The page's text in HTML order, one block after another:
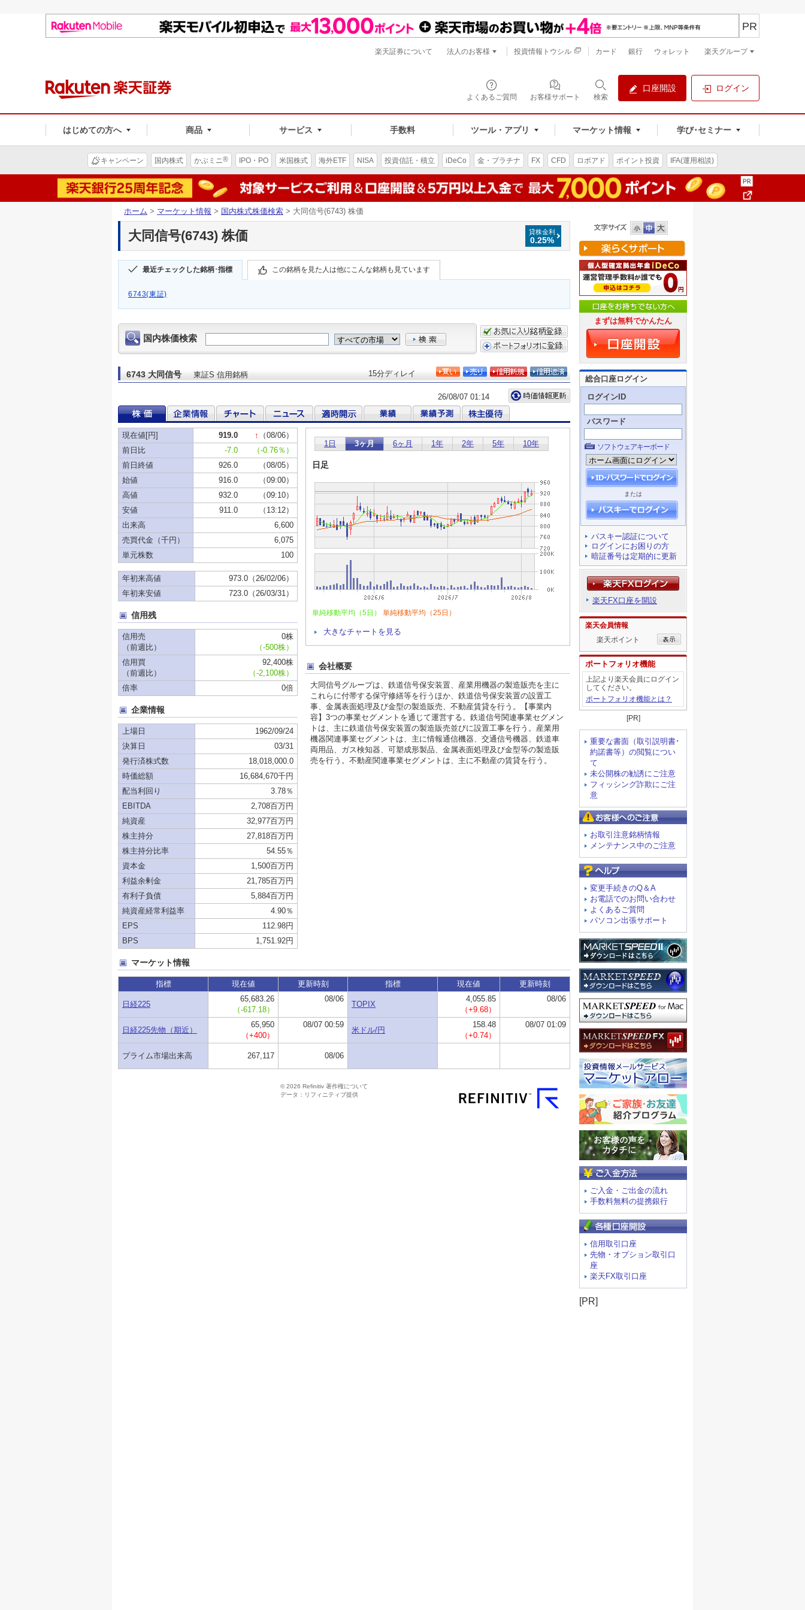
よくあるご質問 お客様サポート 検索
口座開設 ログイン
はじめての方へ 商品 サービス 手数料 ツール・アプリ マーケット情報 学び･セミナー
PR
楽天証券について 法人のお客様 投資情報トウシル カード 銀行 ウォレット 楽天グループ
キャンペーン 国内株式 かぶミニ® IPO・PO 米国株式 海外ETF NISA 投資信託・積立 iDeCo 金・プラチナ FX CFD ロボアド ポイント投資 IFA(運用相談)
ホーム > マーケット情報 > 国内株式株価検索 > 大同信号(6743) 株価
貸株金利
0.25%
大同信号(6743) 株価
最近チェックした銘柄･指標 この銘柄を見た人は他にこんな銘柄も見ています
6743(東証)
まずは無料でかんたん
総合口座ログイン
ログインID
パスワード
ソフトウェアキーボード
または
パスキー認証について
ログインにお困りの方
暗証番号は定期的に更新
楽天FX口座を開設
楽天会員情報
楽天ポイント
ポートフォリオ機能
上記より楽天会員にログイン
してください。
ポートフォリオ機能とは？
[PR]
重要な書面（取引説明書･
約諾書等）の閲覧につい
て
未公開株の勧誘にご注意
フィッシング詐欺にご注
意
お取引注意銘柄情報
メンテナンス中のご注意
変更手続きのQ＆A
お電話でのお問い合わせ
よくあるご質問
パソコン出張サポート
ご入金・ご出金の流れ
手数料無料の提携銀行
信用取引口座
先物・オプション取引口
座
楽天FX取引口座
[PR]